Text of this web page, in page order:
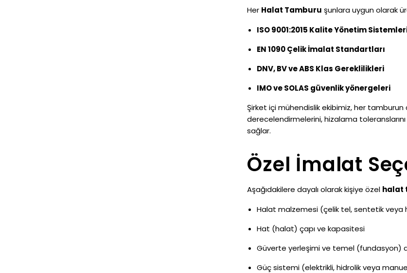
Her Halat Tamburu şunlara uygun olarak
ISO 9001:2015 Kalite Yönetim
EN 1090 Çelik İmalat Standartları
DNV, BV ve ABS Klas Gereklilikleri
IMO ve SOLAS güvenlik yönergeleri
Şirket içi mühendislik ekibimiz, her
derecelendirmelerini, hizalama toleranslarını
sağlar.
Özel İmalat
Aşağıdakilere dayalı olarak kişiye özel halat
Halat malzemesi (çelik tel, sentetik veya
Hat (halat) çapı ve kapasitesi
Güverte yerleşimi ve temel (fundasyon)
Güç sistemi (elektrikli, hidrolik veya